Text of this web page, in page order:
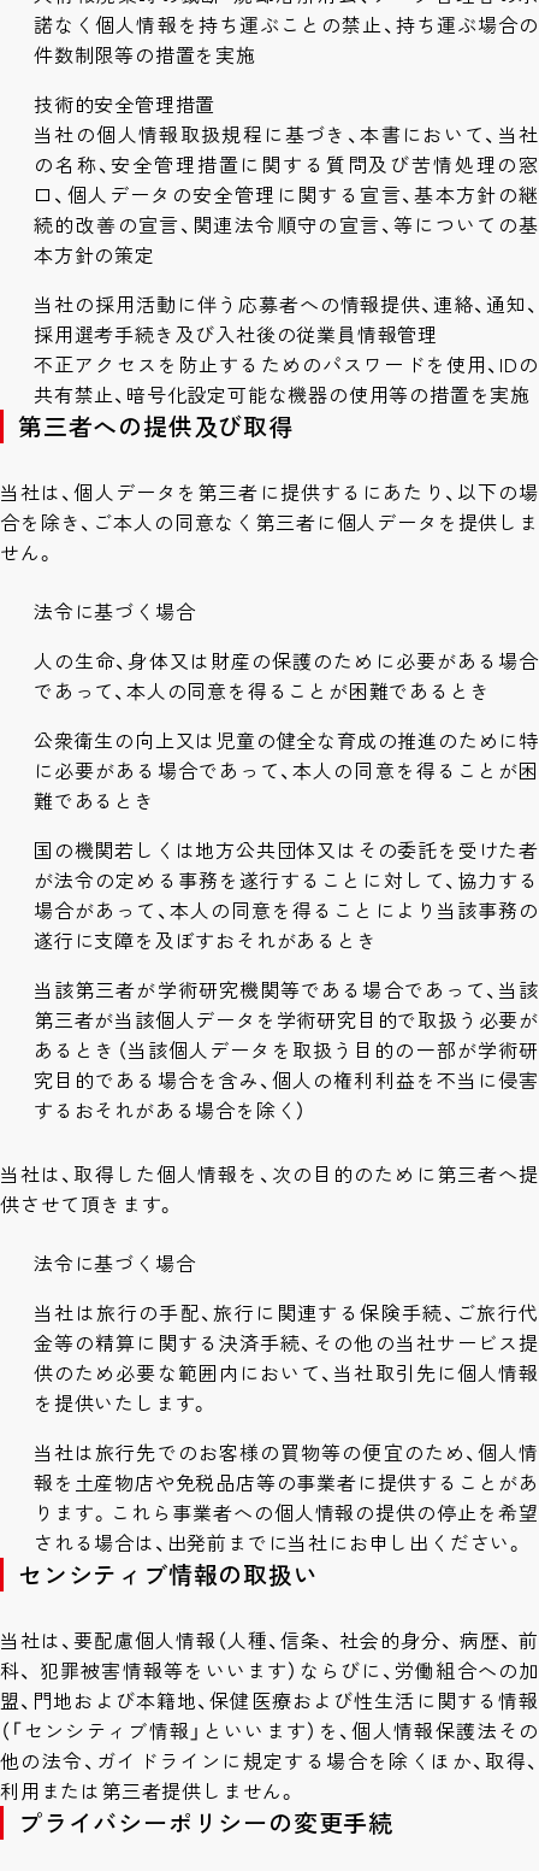
諾なく個人情報を持ち運ぶことの禁止、持ち運ぶ場合の
件数制限等の措置を実施
技術的安全管理措置
当社の個人情報取扱規程に基づき、本書において、当社
の名称、安全管理措置に関する質問及び苦情処理の窓
口、個人データの安全管理に関する宣言、基本方針の継
続的改善の宣言、関連法令順守の宣言、等についての基
本方針の策定
当社の採用活動に伴う応募者への情報提供、連絡、通知、
採用選考手続き及び入社後の従業員情報管理
不正アクセスを防止するためのパスワードを使用、IDの
共有禁止、暗号化設定可能な機器の使用等の措置を実施
第三者への提供及び取得
当社は、個人データを第三者に提供するにあたり、以下の場
合を除き、ご本人の同意なく第三者に個人データを提供しま
せん。
法令に基づく場合
人の生命、身体又は財産の保護のために必要がある場合
であって、本人の同意を得ることが困難であるとき
公衆衛生の向上又は児童の健全な育成の推進のために特
に必要がある場合であって、本人の同意を得ることが困
難であるとき
国の機関若しくは地方公共団体又はその委託を受けた者
が法令の定める事務を遂行することに対して、協力する
場合があって、本人の同意を得ることにより当該事務の
遂行に支障を及ぼすおそれがあるとき
当該第三者が学術研究機関等である場合であって、当該
第三者が当該個人データを学術研究目的で取扱う必要が
あるとき（当該個人データを取扱う目的の一部が学術研
究目的である場合を含み、個人の権利利益を不当に侵害
するおそれがある場合を除く）
当社は、取得した個人情報を、次の目的のために第三者へ提
供させて頂きます。
法令に基づく場合
当社は旅行の手配、旅行に関連する保険手続、ご旅行代
金等の精算に関する決済手続、その他の当社サービス提
供のため必要な範囲内において、当社取引先に個人情報
を提供いたします。
当社は旅行先でのお客様の買物等の便宜のため、個人情
報を土産物店や免税品店等の事業者に提供することがあ
ります。これら事業者への個人情報の提供の停止を希望
される場合は、出発前までに当社にお申し出ください。
センシティブ情報の取扱い
当社は、要配慮個人情報（人種、信条、 社会的身分、 病歴、 前
科、 犯罪被害情報等をいいます）ならびに、労働組合への加
盟、門地および本籍地、保健医療および性生活に関する情報
（「センシティブ情報」といいます）を、個人情報保護法その
他の法令、ガイドラインに規定する場合を除くほか、取得、
利用または第三者提供しません。
プライバシーポリシーの変更手続